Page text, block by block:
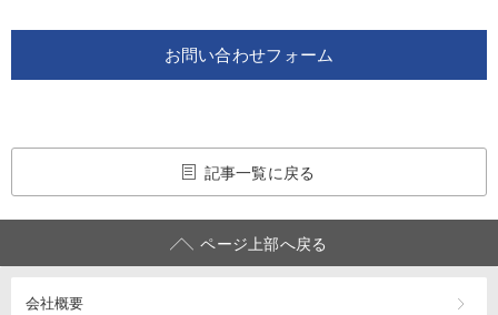
お問い合わせフォーム
記事一覧に戻る
ページ上部へ戻る
会社概要